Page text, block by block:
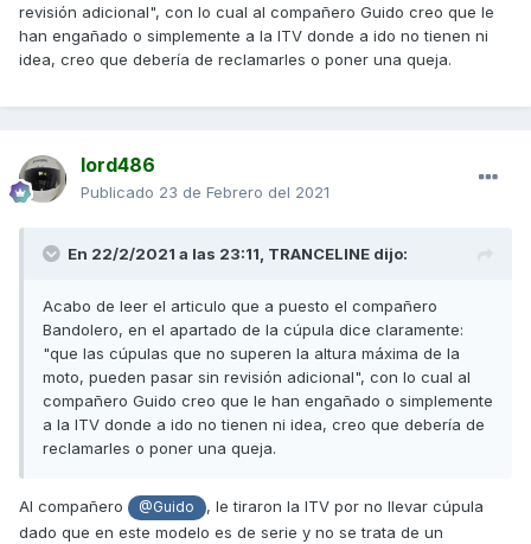
revisión adicional", con lo cual al compañero Guido creo que le
han engañado o simplemente a la ITV donde a ido no tienen ni
idea, creo que debería de reclamarles o poner una queja.
lord486
Publicado 23 de Febrero del 2021
En 22/2/2021 a las 23:11, TRANCELINE dijo:
Acabo de leer el articulo que a puesto el compañero
Bandolero, en el apartado de la cúpula dice claramente:
"que las cúpulas que no superen la altura máxima de la
moto, pueden pasar sin revisión adicional", con lo cual al
compañero Guido creo que le han engañado o simplemente
a la ITV donde a ido no tienen ni idea, creo que debería de
reclamarles o poner una queja.
Al compañero @Guido
, le tiraron la ITV por no llevar cúpula
dado que en este modelo es de serie y no se trata de un